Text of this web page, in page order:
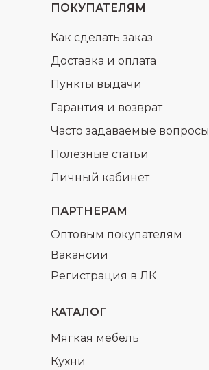
ПАРТНЕРАМ
Регистрация в ЛК
Оптовым покупателям
Вакансии
КАТАЛОГ
Кухни
Мягкая мебель
ПОКУПАТЕЛЯМ
Доставка и оплата
Часто задаваемые вопросы
Гарантия и возврат
Полезные статьи
Пункты выдачи
Как сделать заказ
Личный кабинет